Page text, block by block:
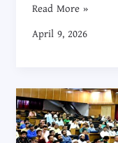
Read More »
April 9, 2026
চবির
নবনিযুক্ত
উপাচার্যের